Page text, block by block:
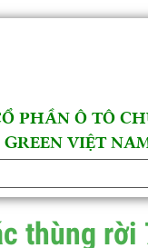
PHẦN Ô TÔ
GREEN VIỆT
thùng rời